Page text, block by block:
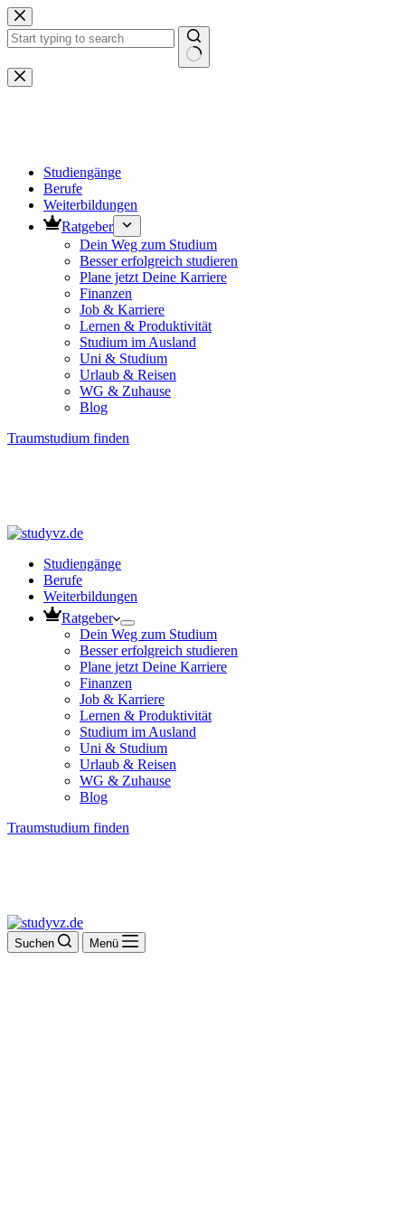
Zum
Inhalt
springen
Keine
Ergebnisse
Studiengänge
Berufe
Weiterbildungen
Ratgeber
Dein Weg zum Studium
Besser erfolgreich studieren
Plane jetzt Deine Karriere
Finanzen
Job & Karriere
Lernen & Produktivität
Studium im Ausland
Uni & Studium
Urlaub & Reisen
WG & Zuhause
Blog
Traumstudium finden
Studiengänge
Berufe
Weiterbildungen
Ratgeber
Dein Weg zum Studium
Besser erfolgreich studieren
Plane jetzt Deine Karriere
Finanzen
Job & Karriere
Lernen & Produktivität
Studium im Ausland
Uni & Studium
Urlaub & Reisen
WG & Zuhause
Blog
Traumstudium finden
Suchen Menü